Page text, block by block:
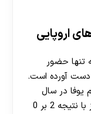
اروپایی
تنها حضور
دست آورده است.
یوفا در سال
2008 بود که در فینال مقابل گلاسگو رنجرز با نتیجه 2 بر 0